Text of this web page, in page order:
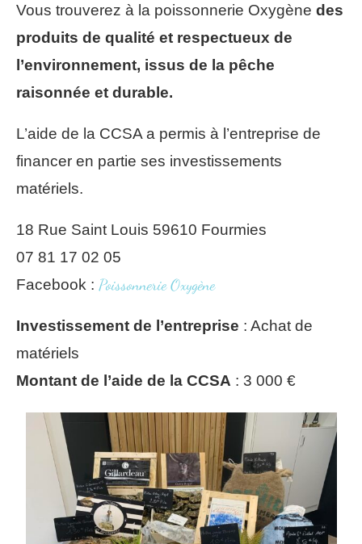
Vous trouverez à la poissonnerie Oxygène des
produits de qualité et respectueux de
l’environnement, issus de la pêche
raisonnée et durable.
L’aide de la CCSA a permis à l’entreprise de
financer en partie ses investissements
matériels.
18 Rue Saint Louis 59610 Fourmies
07 81 17 02 05
Facebook : Poissonnerie Oxygène
Investissement de l’entreprise : Achat de
matériels
Montant de l’aide de la CCSA : 3 000 €